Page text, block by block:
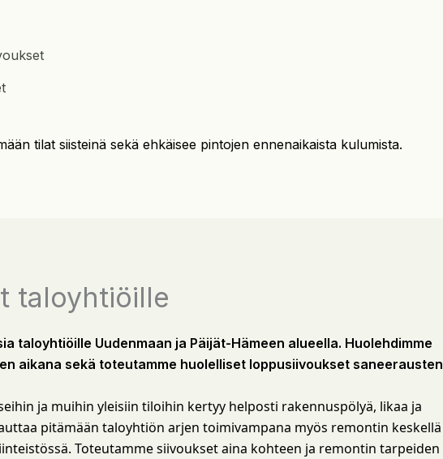
tilat siisteinä sekä ehkäisee pintojen ennenaikaista kulumista.
taloyhtiöille
taloyhtiöille Uudenmaan ja Päijät-Hämeen alueella. Huolehdimme
aikana sekä toteutamme huolelliset loppusiivoukset saneerausten
ja muihin yleisiin tiloihin kertyy helposti rakennuspölyä, likaa ja
pitämään taloyhtiön arjen toimivampana myös remontin keskellä
Toteutamme siivoukset aina kohteen ja remontin tarpeiden